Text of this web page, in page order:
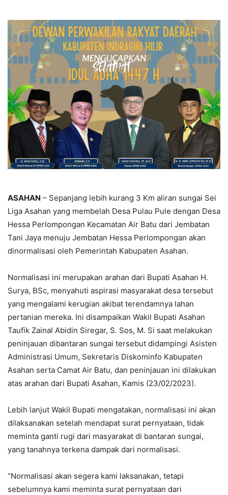
ASAHAN – Sepanjang lebih kurang 3 Km aliran sungai Sei
Liga Asahan yang membelah Desa Pulau Pule dengan Desa
Hessa Perlompongan Kecamatan Air Batu dari Jembatan
Tani Jaya menuju Jembatan Hessa Perlompongan akan
dinormalisasi oleh Pemerintah Kabupaten Asahan.
Normalisasi ini merupakan arahan dari Bupati Asahan H.
Surya, BSc, menyahuti aspirasi masyarakat desa tersebut
yang mengalami kerugian akibat terendamnya lahan
pertanian mereka. Ini disampaikan Wakil Bupati Asahan
Taufik Zainal Abidin Siregar, S. Sos, M. Si saat melakukan
peninjauan dibantaran sungai tersebut didampingi Asisten
Administrasi Umum, Sekretaris Diskominfo Kabupaten
Asahan serta Camat Air Batu, dan peninjauan ini dilakukan
atas arahan dari Bupati Asahan, Kamis (23/02/2023).
Lebih lanjut Wakil Bupati mengatakan, normalisasi ini akan
dilaksanakan setelah mendapat surat pernyataan, tidak
meminta ganti rugi dari masyarakat di bantaran sungai,
yang tanahnya terkena dampak dari normalisasi.
“Normalisasi akan segera kami laksanakan, tetapi
sebelumnya kami meminta surat pernyataan dari